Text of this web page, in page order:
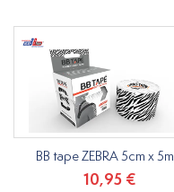
BB tape ZEBRA 5cm x 5m
10,95 €